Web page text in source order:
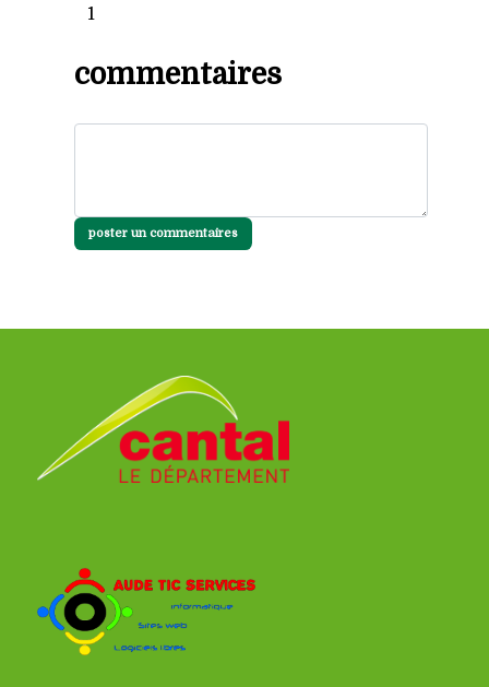
1
commentaires
poster un commentaires